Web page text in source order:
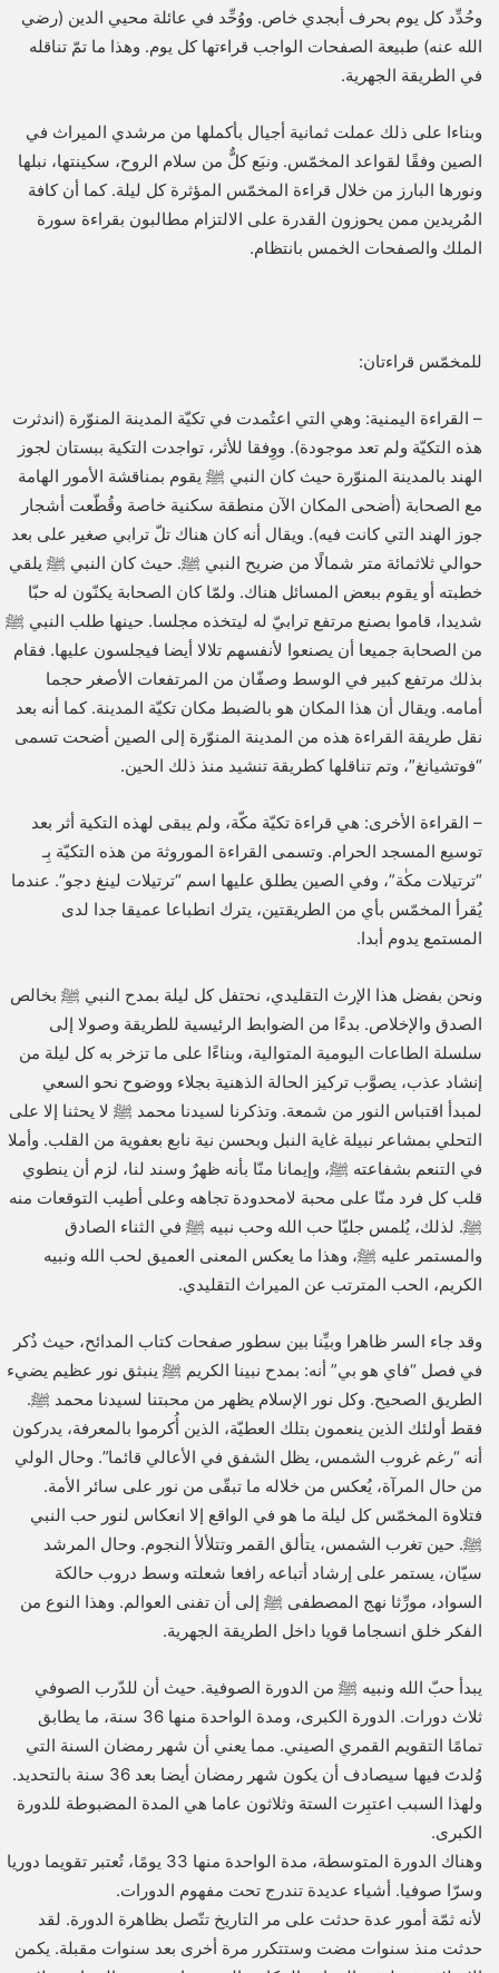
وحُدِّد كل يوم بحرف أبجدي خاص. ووُحِّد في عائلة محيي الدين (رضي
الله عنه) طبيعة الصفحات الواجب قراءتها كل يوم. وهذا ما تمّ تناقله
في الطريقة الجهرية.
وبناءا على ذلك عملت ثمانية أجيال بأكملها من مرشدي الميراث في
الصين وفقًا لقواعد المخمّس. ونبَع كلٌّ من سلام الروح، سكينتها، نبلها
ونورها البارز من خلال قراءة المخمّس المؤثرة كل ليلة. كما أن كافة
المُريدين ممن يحوزون القدرة على الالتزام مطالبون بقراءة سورة
الملك والصفحات الخمس بانتظام.
للمخمّس قراءتان:
– القراءة اليمنية: وهي التي اعتُمدت في تكيّة المدينة المنوّرة (اندثرت
هذه التكيّة ولم تعد موجودة). ووِفقا للأثر، تواجدت التكية ببستان لجوز
الهند بالمدينة المنوّرة حيث كان النبي ﷺ يقوم بمناقشة الأمور الهامة
مع الصحابة (أضحى المكان الآن منطقة سكنية خاصة وقُطّعت أشجار
جوز الهند التي كانت فيه). ويقال أنه كان هناك تلّ ترابي صغير على بعد
حوالي ثلاثمائة متر شمالًا من ضريح النبي ﷺ. حيث كان النبي ﷺ يلقي
خطبته أو يقوم ببعض المسائل هناك. ولمّا كان الصحابة يكنّون له حبّا
شديدا، قاموا بصنع مرتفع ترابيّ له ليتخذه مجلسا. حينها طلب النبي ﷺ
من الصحابة جميعا أن يصنعوا لأنفسهم تلالا أيضا فيجلسون عليها. فقام
بذلك مرتفع كبير في الوسط وصفّان من المرتفعات الأصغر حجما
أمامه. ويقال أن هذا المكان هو بالضبط مكان تكيّة المدينة. كما أنه بعد
نقل طريقة القراءة هذه من المدينة المنوّرة إلى الصين أضحت تسمى
“فوتشيانغ”، وتم تناقلها كطريقة تنشيد منذ ذلك الحين.
– القراءة الأخرى: هي قراءة تكيّة مكّة، ولم يبقى لهذه التكية أثر بعد
توسيع المسجد الحرام. وتسمى القراءة الموروثة من هذه التكيّة بِـ
“ترتيلات مكٰة”، وفي الصين يطلق عليها اسم “ترتيلات لينغ دجو”. عندما
يُقرأ المخمّس بأي من الطريقتين، يترك انطباعا عميقا جدا لدى
المستمع يدوم أبدا.
ونحن بفضل هذا الإرث التقليدي، نحتفل كل ليلة بمدح النبي ﷺ بخالص
الصدق والإخلاص. بدءًا من الضوابط الرئيسية للطريقة وصولا إلى
سلسلة الطاعات اليومية المتوالية، وبناءًا على ما تزخر به كل ليلة من
إنشاد عذب، يصوَّب تركيز الحالة الذهنية بجلاء ووضوح نحو السعي
لمبدأ اقتباس النور من شمعة. وتذكرنا لسيدنا محمد ﷺ لا يحثنا إلا على
التحلي بمشاعر نبيلة غاية النبل وبحسن نية نابع بعفوية من القلب. وأملا
في التنعم بشفاعته ﷺ، وإيمانا منّا بأنه ظهرٌ وسند لنا، لزم أن ينطوي
قلب كل فرد منّا على محبة لامحدودة تجاهه وعلى أطيب التوقعات منه
ﷺ. لذلك، يُلمس جليّا حب الله وحب نبيه ﷺ في الثناء الصادق
والمستمر عليه ﷺ، وهذا ما يعكس المعنى العميق لحب الله ونبيه
الكريم، الحب المترتب عن الميراث التقليدي.
وقد جاء السر ظاهرا وبيِّنا بين سطور صفحات كتاب المدائح، حيث ذُكر
في فصل “فاي هو بي” أنه: بمدح نبينا الكريم ﷺ ينبثق نور عظيم يضيء
الطريق الصحيح. وكل نور الإسلام يظهر من محبتنا لسيدنا محمد ﷺ.
فقط أولئك الذين ينعمون بتلك العطيّة، الذين أُكرموا بالمعرفة، يدركون
أنه “رغم غروب الشمس، يظل الشفق في الأعالي قائما”. وحال الولي
من حال المرآة، يُعكس من خلاله ما تبقّى من نور على سائر الأمة.
فتلاوة المخمّس كل ليلة ما هو في الواقع إلا انعكاس لنور حب النبي
ﷺ. حين تغرب الشمس، يتألق القمر وتتلألأ النجوم. وحال المرشد
سيّان، يستمر على إرشاد أتباعه رافعا شعلته وسط دروب حالكة
السواد، مورِّثا نهج المصطفى ﷺ إلى أن تفنى العوالم. وهذا النوع من
الفكر خلق انسجاما قويا داخل الطريقة الجهرية.
يبدأ حبّ الله ونبيه ﷺ من الدورة الصوفية. حيث أن للدّرب الصوفي
ثلاث دورات. الدورة الكبرى، ومدة الواحدة منها 36 سنة، ما يطابق
تمامًا التقويم القمري الصيني. مما يعني أن شهر رمضان السنة التي
وُلدتَ فيها سيصادف أن يكون شهر رمضان أيضا بعد 36 سنة بالتحديد.
ولهذا السبب اعتبِرت الستة وثلاثون عاما هي المدة المضبوطة للدورة
الكبرى.
وهناك الدورة المتوسطة، مدة الواحدة منها 33 يومًا، تُعتبر تقويما دوريا
وسرّا صوفيا. أشياء عديدة تندرج تحت مفهوم الدورات.
لأنه ثمّة أمور عدة حدثت على مر التاريخ تتّصل بظاهرة الدورة. لقد
حدثت منذ سنوات مضت وستتكرر مرة أخرى بعد سنوات مقبلة. يكمن